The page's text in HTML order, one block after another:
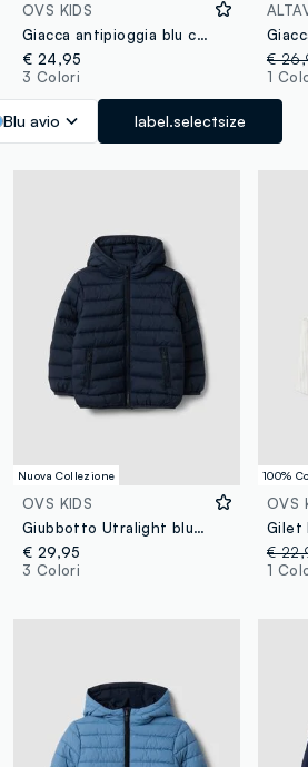
OVS KIDS
Giacca antipioggia blu con cappuccio e zip per bambino
€ 24,95
3 Colori
Blu avio label.selectsize
€
1
Nuova Collezione
OVS KIDS
Giubbotto Utralight blu imbottito con cappuccio e zip per bambino
€ 29,95
3 Colori
100%
OVS
€
1